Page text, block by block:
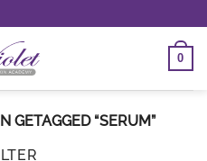
0
GETAGGED “SERUM”